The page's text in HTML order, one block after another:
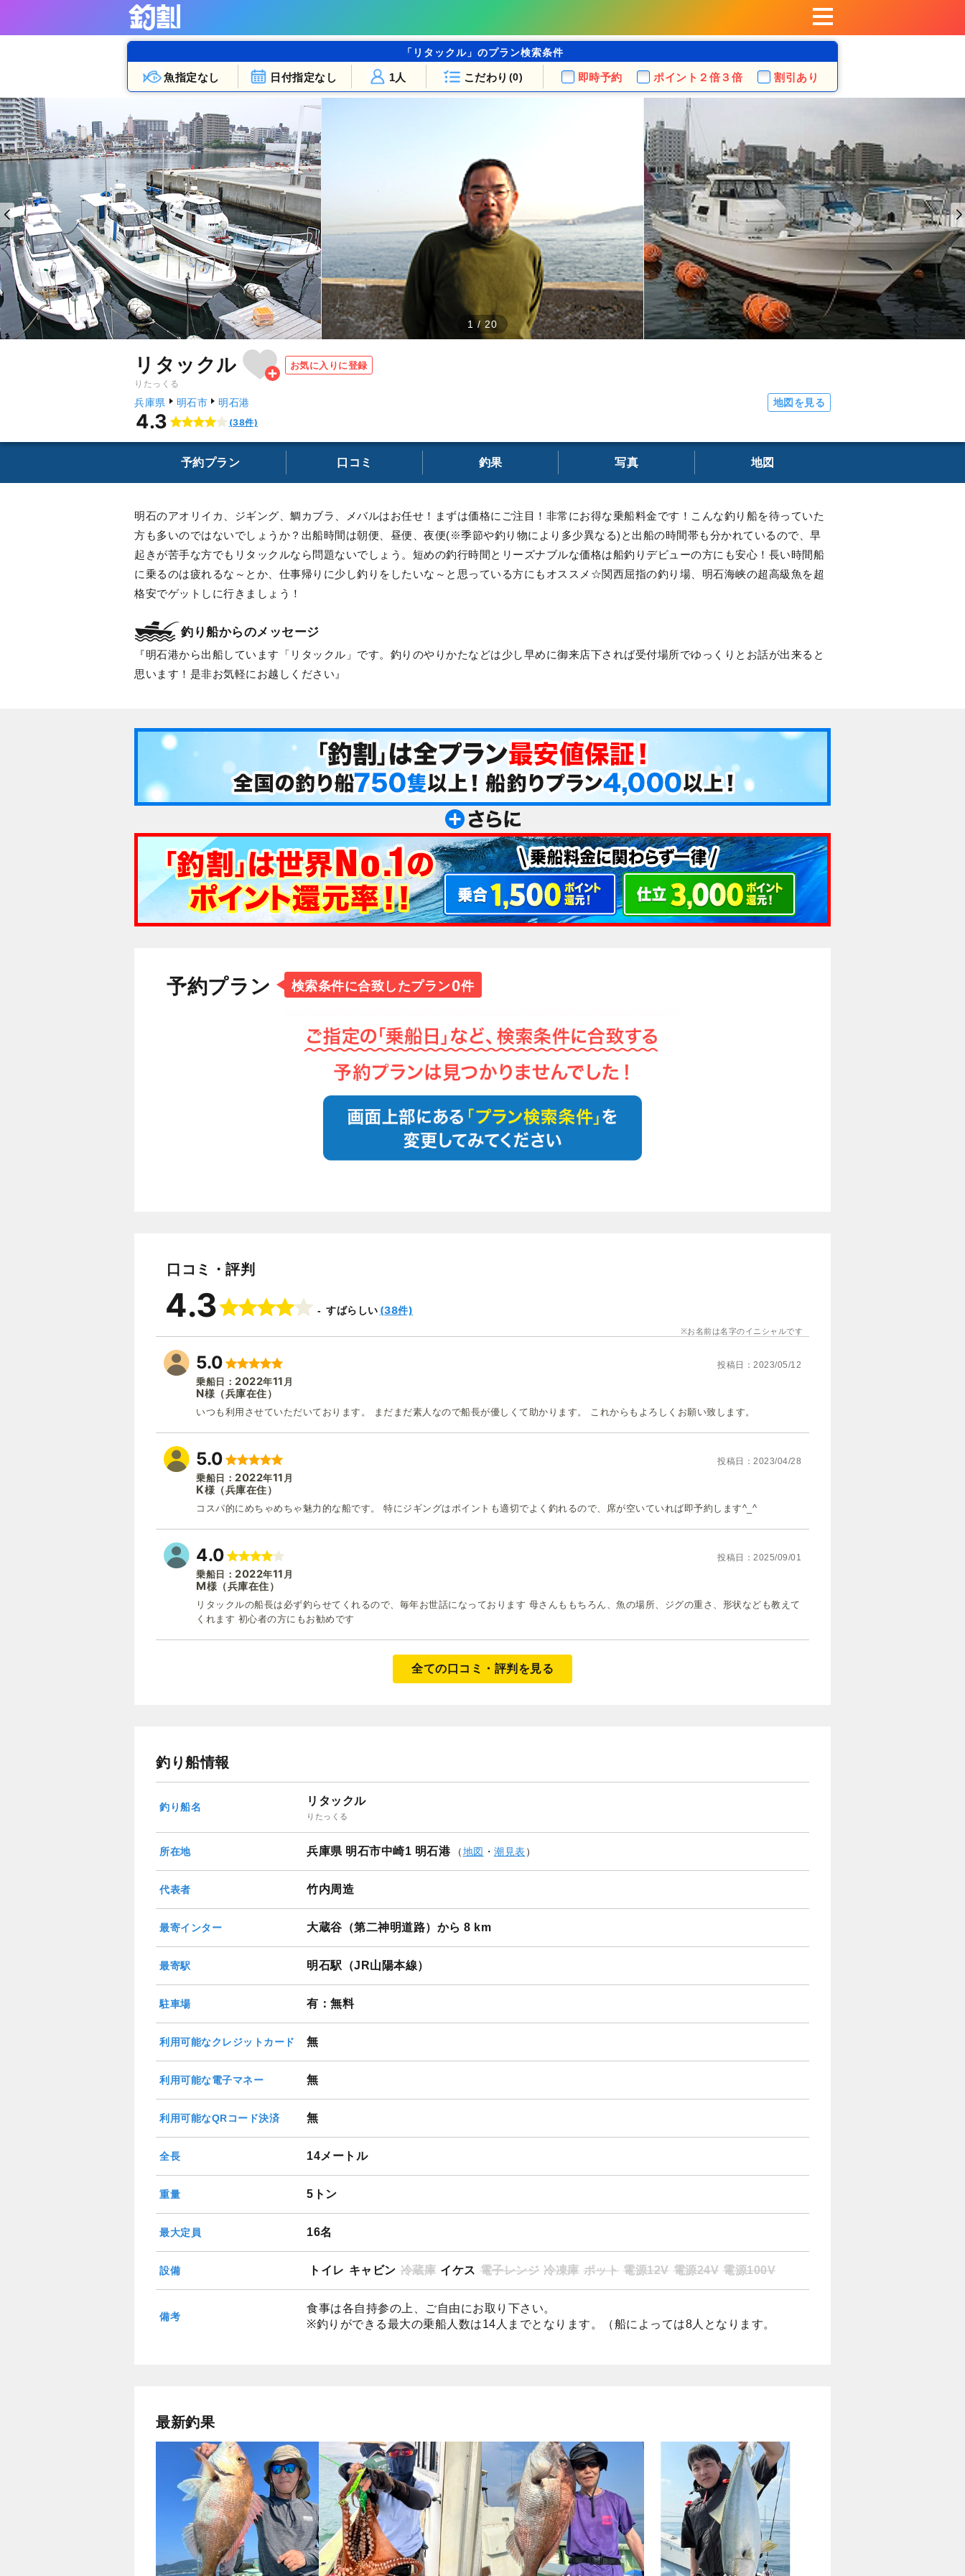
「リタックル」のプラン検索条件
魚指定なし 日付指定なし こだわり (0)
1人 即時予約 ポイント ２倍３倍 割引あり
1 / 20
リタックル
りたっくる
お気に入りに登録
兵庫県 明石市 明石港 地図を見る
4.3 (38件)
予約プラン 口コミ 釣果 写真 地図
明石のアオリイカ、ジギング、鯛カブラ、メバルはお任せ！まずは価格にご注目！非常にお得な乗船料金です！こんな釣り船を待っていた
方も多いのではないでしょうか？出船時間は朝便、昼便、夜便(※季節や釣り物により多少異なる)と出船の時間帯も分かれているので、早
起きが苦手な方でもリタックルなら問題ないでしょう。短めの釣行時間とリーズナブルな価格は船釣りデビューの方にも安心！長い時間船
に乗るのは疲れるな～とか、仕事帰りに少し釣りをしたいな～と思っている方にもオススメ☆関西屈指の釣り場、明石海峡の超高級魚を超
格安でゲットしに行きましょう！
釣り船からのメッセージ
明石港から出船しています「リタックル」です。釣りのやりかたなどは少し早めに御来店下されば受付場所でゆっくりとお話が出来ると
思います！是非お気軽にお越しください
予約プラン 検索条件に合致したプラン0件
口コミ・評判
4.3 すばらしい (38件)
お名前は名字のイニシャルです
5.0 投稿日 2023/05/12
乗船日： 2022年11 月
N様 （兵庫在住）
いつも利用させていただいております。 まだまだ素人なので船長が優しくて助かります。 これからもよろしくお願い致します。
5.0 投稿日 2023/04/28
乗船日： 2022年11 月
K様 （兵庫在住）
コスパ的にめちゃめちゃ魅力的な船です。 特にジギングはポイントも適切でよく釣れるので、席が空いていれば即予約します^_^
4.0 投稿日 2025/09/01
乗船日： 2022年11 月
M様 （兵庫在住）
リタックルの船長は必ず釣らせてくれるので、毎年お世話になっております 母さんももちろん、魚の場所、ジグの重さ、形状なども教えて
くれます 初心者の方にもお勧めです
全ての口コミ・評判を見る
釣り船情報
釣り船名
リタックル
りたっくる
所在地 兵庫県 明石市中崎1 明石港 （地図 ・ 潮見表 ）
代表者 竹内周造
最寄インター 大蔵谷（第二神明道路）から 8 km
最寄駅 明石駅（JR山陽本線）
駐車場 有：無料
利用可能なクレジットカード 無
利用可能な電子マネー 無
利用可能なQRコード決済 無
全長 14メートル
重量 5トン
最大定員 16名
設備 トイレ キャビン 冷蔵庫 イケス 電子レンジ 冷凍庫 ポット 電源12V 電源24V 電源100V
備考
食事は各自持参の上、ご自由にお取り下さい。
※釣りができる最大の乗船人数は14人までとなります。（船によっては8人となります。
最新釣果
リタックル